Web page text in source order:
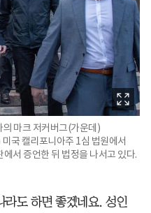
마크 저커버그(가운데)
국 캘리포니아주 1심 법원에서
에서 증언한 뒤 법정을 나서고 있다.
도 하면 좋겠네요. 성인